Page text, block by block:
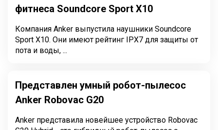
фитнеса Soundcore Sport X10
Компания Anker выпустила наушники Soundcore
Sport X10. Они имеют рейтинг IPX7 для защиты от
пота и воды, ...
Представлен умный робот-пылесос
Anker Robovac G20
Anker представила новейшее устройство Robovac